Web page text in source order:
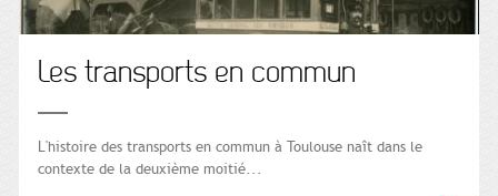
Les transports en commun
L'histoire des transports en commun à Toulouse naît dans le
contexte de la deuxième moitié...